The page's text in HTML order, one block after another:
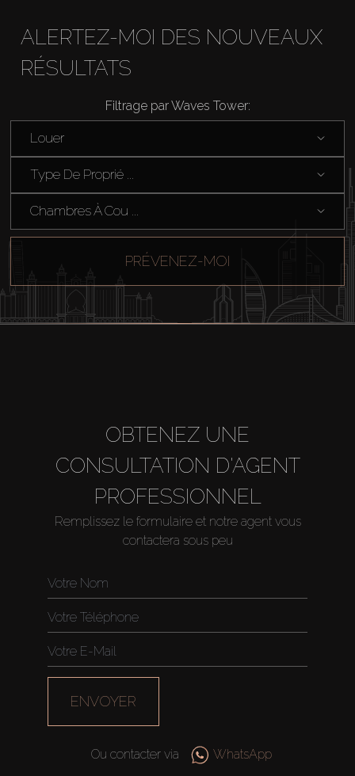
Louer
Vendre
Agents
ALERTEZ-MOI DES NOUVEAUX
RÉSULTATS
Filtrage par Waves Tower:
Louer
Type De Proprié ...
Chambres À Cou ...
PRÉVENEZ-MOI
OBTENEZ UNE
CONSULTATION D'AGENT
PROFESSIONNEL
Remplissez le formulaire et notre agent vous
contactera sous peu
ENVOYER
Ou contacter via WhatsApp